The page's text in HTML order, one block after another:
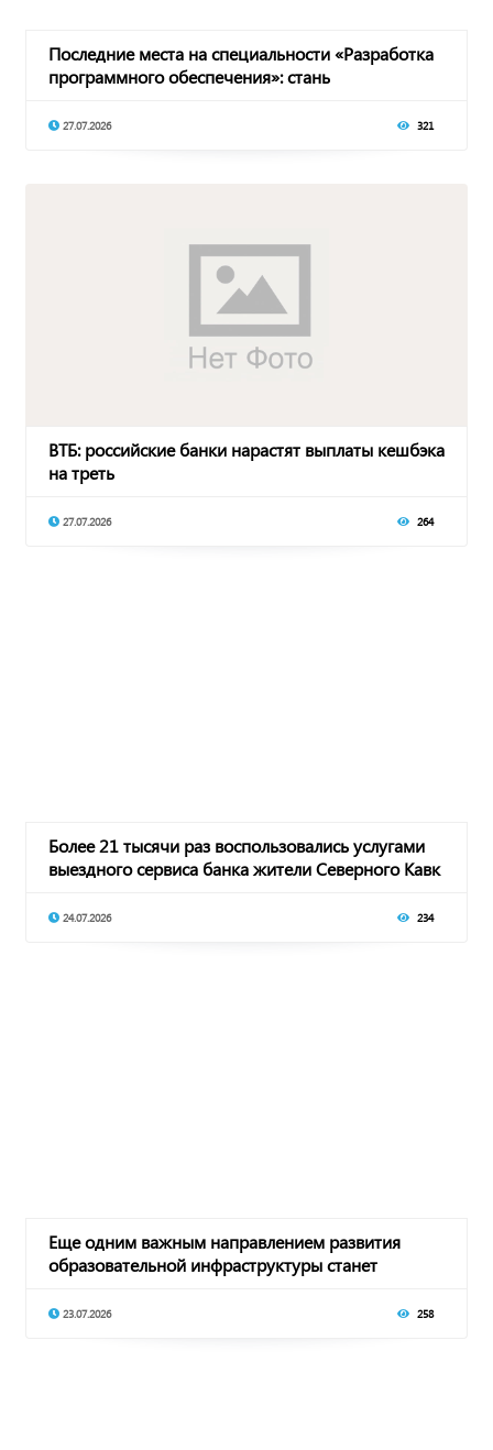
Последние места на специальности «Разработка
программного обеспечения»: стань
27.07.2026 321
ВТБ: российские банки нарастят выплаты кешбэка
на треть
27.07.2026 264
Более 21 тысячи раз воспользовались услугами
выездного сервиса банка жители Северного Кавк
24.07.2026 234
Еще одним важным направлением развития
образовательной инфраструктуры станет
23.07.2026 258